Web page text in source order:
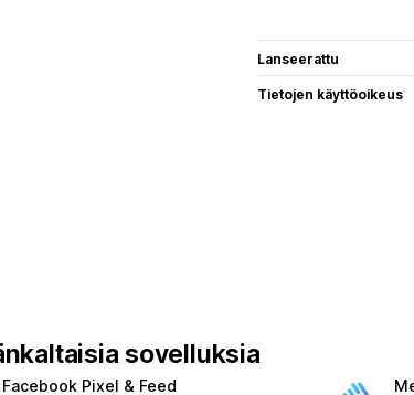
Lanseerattu
Tietojen käyttöoikeus
sovelluksia
Pixel & Feed